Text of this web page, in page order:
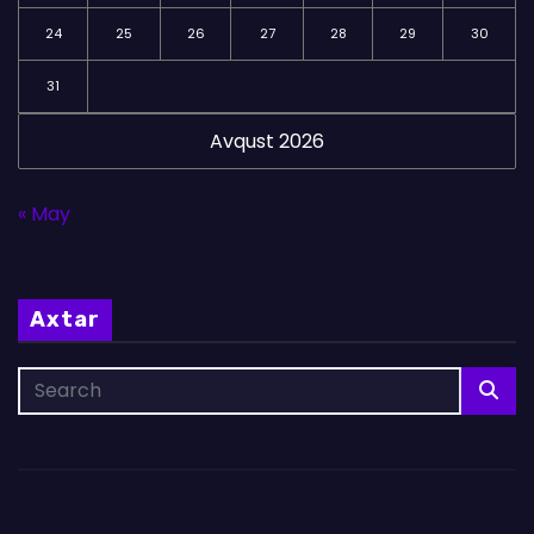
Avqust 2026
24 25 26 27 28 29 30
31
« May
Axtar